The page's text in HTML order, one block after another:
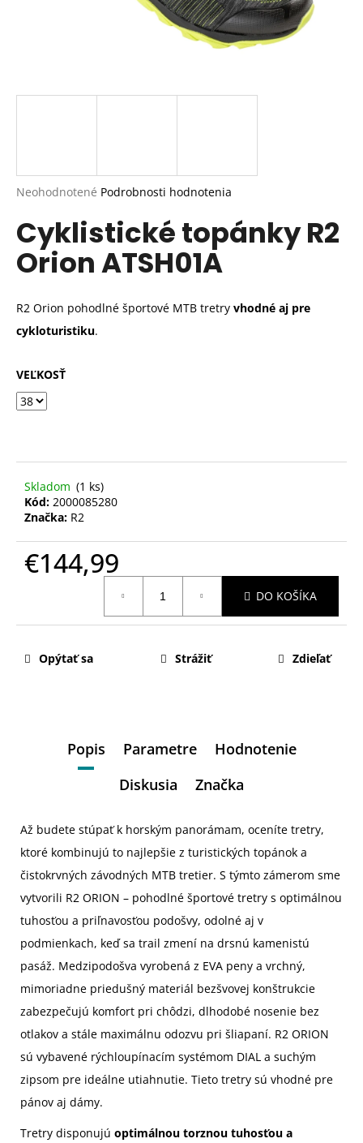
Priemerné
produktu
je
0,0
z
Neohodnotené Podrobnosti hodnotenia
Cyklistické topánky R2
Orion ATSH01A
R2 Orion pohodlné športové MTB tretry vhodné aj pre
cykloturistiku.
VEĽKOSŤ
Skladom (1 ks)
Kód: 2000085280
Značka: R2
€144,99
DO KOŠÍKA
Opýtať sa Strážiť Zdieľať
Popis Parametre
Hodnotenie
Diskusia
Značka
Až budete stúpať k horským panorámam, oceníte tretry,
ktoré kombinujú to najlepšie z turistických topánok a
čistokrvných závodných MTB tretier. S týmto zámerom sme
vytvorili R2 ORION – pohodlné športové tretry s optimálnou
tuhosťou a priľnavosťou podošvy, odolné aj v
podmienkach, keď sa trail zmení na drsnú kamenistú
pasáž. Medzipodošva vyrobená z EVA peny a vrchný,
mimoriadne priedušný materiál bezšvovej konštrukcie
zabezpečujú komfort pri chôdzi, dlhodobé nosenie bez
otlakov a stále maximálnu odozvu pri šliapaní. R2 ORION
sú vybavené rýchloupínacím systémom DIAL a suchým
zipsom pre ideálne utiahnutie. Tieto tretry sú vhodné pre
pánov aj dámy.
Tretry disponujú optimálnou torznou tuhosťou a